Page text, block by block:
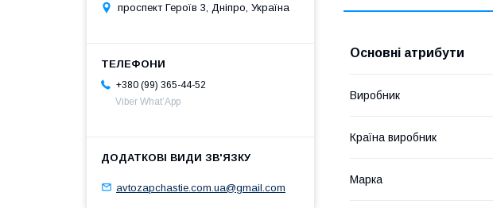
Основні атрибути
Виробник
Країна виробник
Марка
проспект Героїв 3, Дніпро, Україна
+380 (99) 365-44-52
Viber What’App
avtozapchastie.com.ua@gmail.com